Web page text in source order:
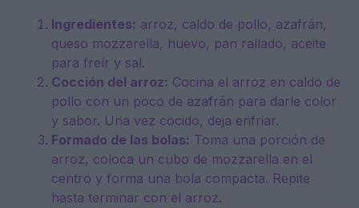
Ingredientes: arroz, caldo de pollo, azafrán,
queso mozzarella, huevo, pan rallado, aceite
para freír y sal.
Cocción del arroz: Cocina el arroz en caldo de
pollo con un poco de azafrán para darle color
y sabor. Una vez cocido, deja enfriar.
Formado de las bolas: Toma una porción de
arroz, coloca un cubo de mozzarella en el
centro y forma una bola compacta. Repite
hasta terminar con el arroz.